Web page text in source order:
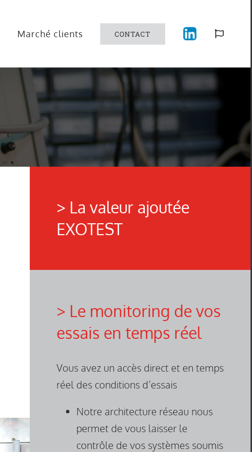
Marché clients CONTACT
> La valeur ajoutée
EXOTEST
> Le monitoring de vos
essais en temps réel
Vous avez un accès direct et en temps
réel des conditions d’essais
Notre architecture réseau nous
permet de vous laisser le
contrôle de vos systèmes soumis